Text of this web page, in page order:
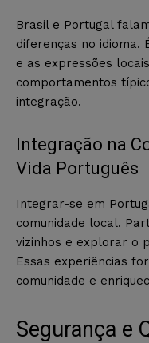
Brasil e Portugal
diferenças no idioma.
e as expressões
comportamentos
integração.
Integração na
Vida Português
Integrar-se em
comunidade local.
vizinhos e explorar o
Essas experiências
comunidade e
Segurança e